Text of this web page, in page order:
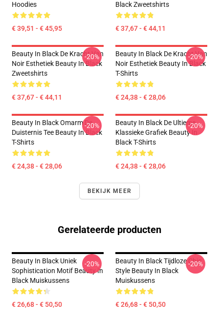
Hoodies
€ 39,51 - € 45,95
Black Zweetshirts
€ 37,67 - € 44,11
Beauty In Black De Kracht Van
Noir Esthetiek Beauty In Black
Zweetshirts
€ 37,67 - € 44,11
-20%
Beauty In Black De Kracht Van
Noir Esthetiek Beauty In Black
T-Shirts
€ 24,38 - € 28,06
-20%
Beauty In Black Omarm De
Duisternis Tee Beauty In Black
T-Shirts
€ 24,38 - € 28,06
-20%
Beauty In Black De Ultieme
Klassieke Grafiek Beauty In
Black T-Shirts
€ 24,38 - € 28,06
-20%
BEKIJK MEER
Gerelateerde producten
Beauty In Black Uniek
Sophistication Motif Beauty In
Black Muiskussens
€ 26,68 - € 50,50
-20%
Beauty In Black Tijdloze Chic
Style Beauty In Black
Muiskussens
€ 26,68 - € 50,50
-20%